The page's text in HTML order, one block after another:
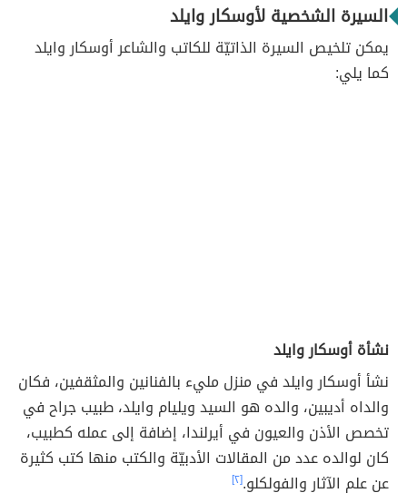
السيرة الشخصية لأوسكار وايلد
يمكن تلخيص السيرة الذاتيّة للكاتب والشاعر أوسكار وايلد
كما يلي:
نشأة أوسكار وايلد
نشأ أوسكار وايلد في منزل مليء بالفنانين والمثقفين، فكان
والداه أديبين، والده هو السيد ويليام وايلد، طبيب جراح في
تخصص الأذن والعيون في أيرلندا، إضافة إلى عمله كطبيب،
كان لوالده عدد من المقالات الأدبيّة والكتب منها كتب كثيرة
عن علم الآثار والفولكلو.[٢]